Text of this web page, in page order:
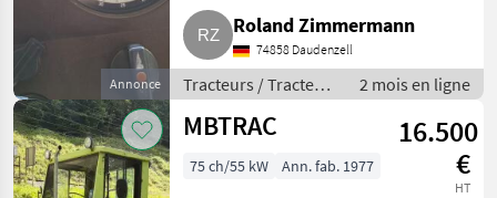
Annonce
Roland Zimmermann
74858 Daudenzell
Tracteurs / Tracteurs
agricoles
2 mois en ligne
MBTRAC
16.500
€
HT
75 ch/55 kW Ann. fab. 1977